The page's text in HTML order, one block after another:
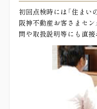
初回点検時には「住まい
阪神不動産お客さまセ
問や取扱説明等にも直接